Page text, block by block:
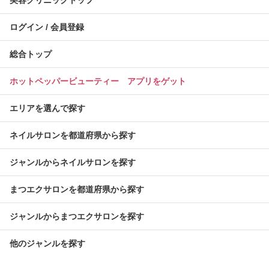
ログイン / 会員登録
総合トップ
ホットペッパービューティー アプリをゲット
エリアを選んで探す
ネイルサロンを都道府県から探す
ジャンルからネイルサロンを探す
まつエクサロンを都道府県から探す
ジャンルからまつエクサロンを探す
他のジャンルを探す